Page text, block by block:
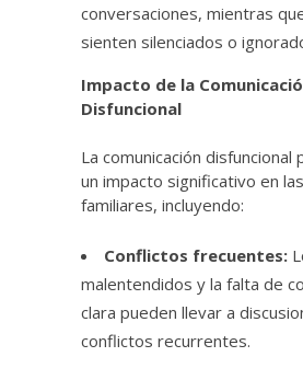
conversaciones, mientras
sienten silenciados o
Impacto de la
Disfuncional
La comunicación
un impacto significativo en
familiares, incluyendo:
Conflictos frecuentes:
malentendidos y la falta de
clara pueden llevar a
conflictos recurrentes.